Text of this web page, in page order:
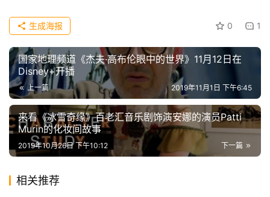
0 1
生成海报
国家地理频道《杰夫·高布伦眼中的世界》11月12日在
Disney+开播
上一篇 2019年11月1日 下午6:45
来看《冰雪奇缘》百老汇音乐剧饰演安娜的演员Patti
Murin的化妆间故事
下一篇
2019年10月26日 下午10:12
相关推荐